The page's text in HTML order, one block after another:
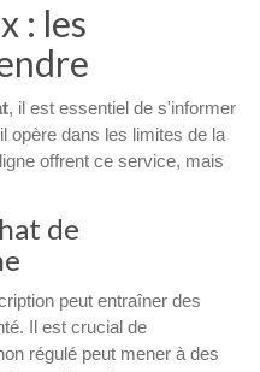
: les
, il est essentiel de s'informer
opère dans les limites de la
offrent ce service, mais
de
peut entraîner des
Il est crucial de
régulé peut mener à des